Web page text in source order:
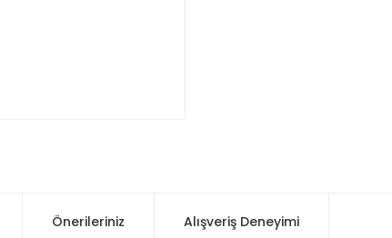
Önerileriniz Alışveriş Deneyimi